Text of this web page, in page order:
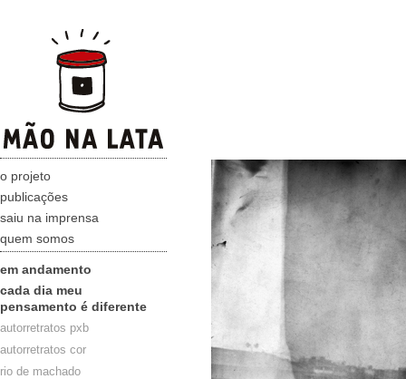
o projeto
publicações
saiu na imprensa
quem somos
em andamento
cada dia meu
pensamento é diferente
autorretratos pxb
autorretratos cor
rio de machado